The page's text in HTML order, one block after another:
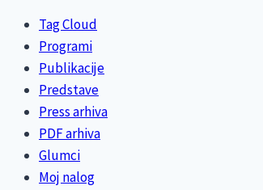
Tag Cloud
Programi
Publikacije
Predstave
Press arhiva
PDF arhiva
Glumci
Moj nalog